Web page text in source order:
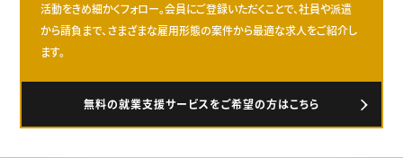
活動をきめ細かくフォロー。会員にご登録いただくことで、社員や派遣
から請負まで、さまざまな雇用形態の案件から最適な求人をご紹介し
ます。
無料の就業支援サービスをご希望の方はこちら